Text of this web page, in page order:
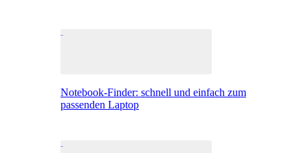
Notebook-Finder: schnell und einfach zum
passenden Laptop